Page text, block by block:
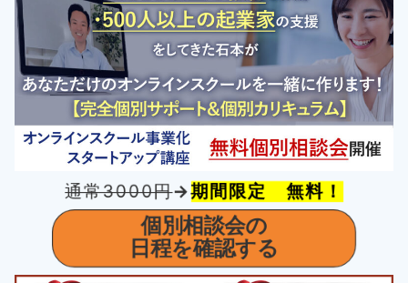
通常3000円→期間限定 無料！
個別相談会の
日程を確認する